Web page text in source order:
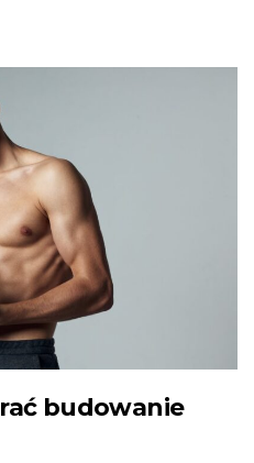
budowanie